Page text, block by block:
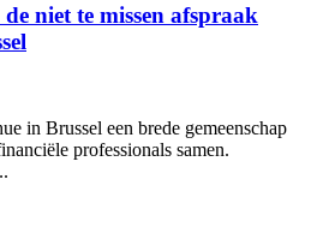
niet te missen afspraak
in Brussel een brede gemeenschap
professionals samen.